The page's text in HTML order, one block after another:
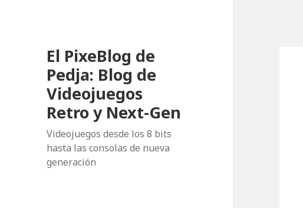
El PixeBlog de
Pedja: Blog de
Videojuegos
Retro y Next-Gen
Videojuegos desde los 8 bits
hasta las consolas de nueva
generación